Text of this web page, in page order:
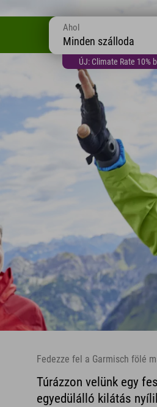
ÚJ: Climate Rate 10%
Ahol
Minden szálloda
Fedezze fel a Garmisch fölé
Túrázzon velünk egy
egyedülálló kilátás